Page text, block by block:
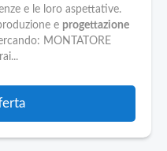
e le loro aspettative.
e progettazione
MONTATORE